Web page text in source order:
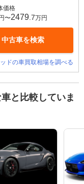
価格
〜2479 .7万円
中古車を検索
ドの車買取相場を調べる
と比較していま